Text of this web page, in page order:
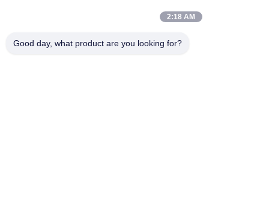
2:18 AM
Good day, what product are you looking for?